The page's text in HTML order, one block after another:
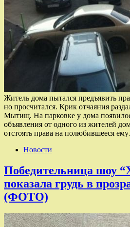
Житель дома пытался предъявить
но просчитался. Крик отчаяния
Мытищ. На парковке у дома
объявления от одного из жителей
отстоять права на полюбившееся
Новости
Победительница шоу
показала грудь в
(ФОТО)